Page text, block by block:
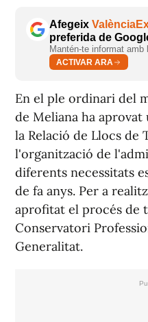
Afegeix
preferida de
Mantén-te informat
ACTIVAR ARA
En el ple ordinari del
de Meliana ha
la Relació de Llocs de
l'organització de
diferents necessitats
de fa anys. Per a
aprofitat el procés de
Conservatori
Generalitat.